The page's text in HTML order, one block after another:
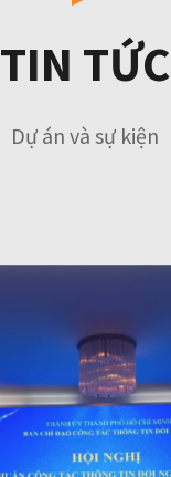
TIN TỨC
Dự án và sự kiện